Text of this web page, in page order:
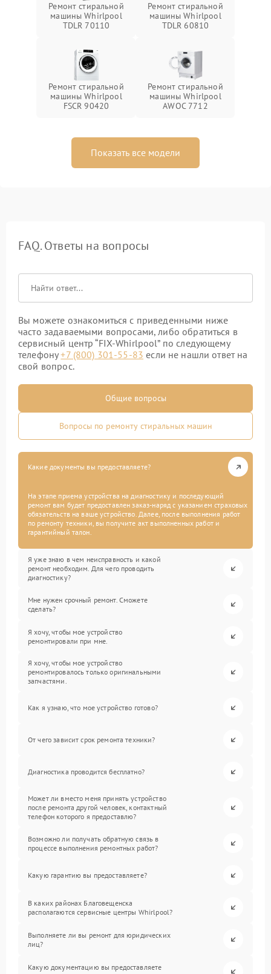
Ремонт стиральной
машины Whirlpool
TDLR 70110
Ремонт стиральной
машины Whirlpool
TDLR 60810
Ремонт стиральной
машины Whirlpool
FSCR 90420
Ремонт стиральной
машины Whirlpool
AWOC 7712
Показать все модели
FAQ. Ответы на вопросы
Вы можете ознакомиться с приведенными ниже
часто задаваемыми вопросами, либо обратиться в
сервисный центр “FIX-Whirlpool” по следующему
телефону+7 (800) 301-55-83 если не нашли ответ на
свой вопрос.
Общие вопросы
Вопросы по ремонту стиральных машин
Какие документы вы предоставляете?
На этапе приема устройства на диагностику и последующий
ремонт вам будет предоставлен заказ-наряд с указанием страховых
обязательств на ваше устройство. Далее, после выполнения работ
по ремонту техники, вы получите акт выполненных работ и
гарантийный талон.
Я уже знаю в чем неисправность и какой
ремонт необходим. Для чего проводить
диагностику?
Мне нужен срочный ремонт. Сможете
сделать?
Я хочу, чтобы мое устройство
ремонтировали при мне.
Я хочу, чтобы мое устройство
ремонтировалось только оригинальными
запчастями.
Как я узнаю, что мое устройство готово?
От чего зависит срок ремонта техники?
Диагностика проводится бесплатно?
Может ли вместо меня принять устройство
после ремонта другой человек, контактный
телефон которого я предоставлю?
Возможно ли получать обратную связь в
процессе выполнения ремонтных работ?
Какую гарантию вы предоставляете?
В каких районах Благовещенска
располагаются сервисные центры Whirlpool?
Выполняете ли вы ремонт для юридических
лиц?
Какую документацию вы предоставляете